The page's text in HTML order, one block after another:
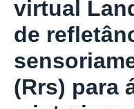
virtual
de
(Rrs) para